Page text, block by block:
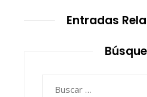
Entradas